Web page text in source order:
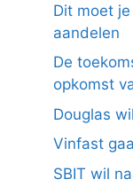
Dit moet
aandelen
De
opkomst
Douglas
Vinfast
SBIT wil